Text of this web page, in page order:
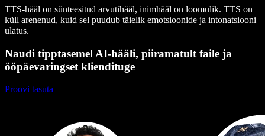
TTS-hääl on sünteesitud arvutihääl, inimhääl on loomulik. TTS on
küll arenenud, kuid sel puudub täielik emotsioonide ja intonatsiooni
ulatus.
Naudi tipptasemel AI-hääli, piiramatult faile ja
ööpäevaringset kliendituge
Proovi tasuta